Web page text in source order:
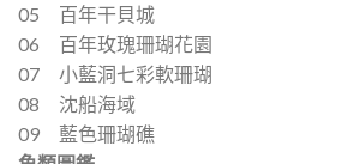
05 百年干貝城
06 百年玫瑰珊瑚花園
07 小藍洞七彩軟珊瑚
08 沈船海域
09 藍色珊瑚礁